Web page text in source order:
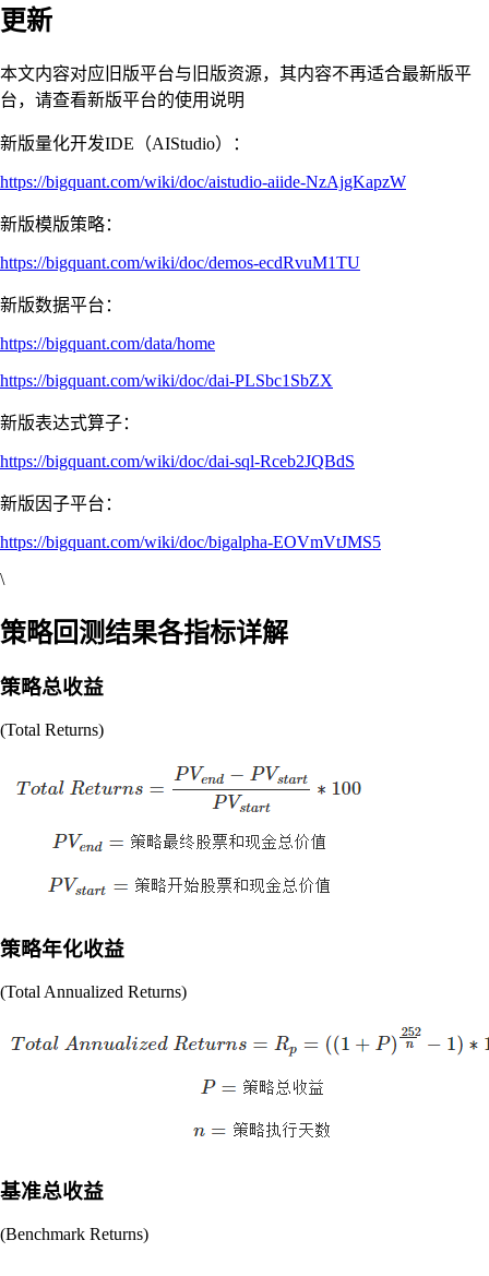
更新
本文内容对应旧版平台与旧版资源，其内容不再适合最新版平
台，请查看新版平台的使用说明
新版量化开发IDE（AIStudio）：
https://bigquant.com/wiki/doc/aistudio-aiide-NzAjgKapzW
新版模版策略：
https://bigquant.com/wiki/doc/demos-ecdRvuM1TU
新版数据平台：
https://bigquant.com/data/home
https://bigquant.com/wiki/doc/dai-PLSbc1SbZX
新版表达式算子：
https://bigquant.com/wiki/doc/dai-sql-Rceb2JQBdS
新版因子平台：
https://bigquant.com/wiki/doc/bigalpha-EOVmVtJMS5
\
策略回测结果各指标详解
策略总收益
(Total Returns)
策略年化收益
(Total Annualized Returns)
基准总收益
(Benchmark Returns)